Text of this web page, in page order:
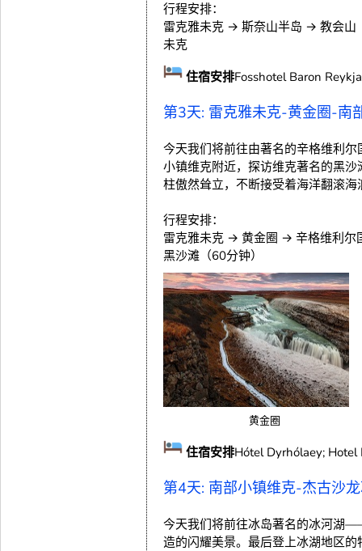
行程安排：
雷克雅未克 → 斯奈山半岛 → 教会
未克
住宿安排Fosshotel Baron
第3天: 雷克雅未克-黄金圈-南
今天我们将前往由著名的辛格维利
小镇维克附近，探访维克著名的黑
柱傲然耸立，不断接受着海洋翻滚海
行程安排：
雷克雅未克 → 黄金圈 → 辛格维利
黑沙滩（60分钟）
黄金圈
住宿安排Hótel Dyrhólaey; Hotel
第4天: 南部小镇维克-杰古沙
今天我们将前往冰岛著名的冰河湖
造的闪耀美景。最后登上冰湖地区